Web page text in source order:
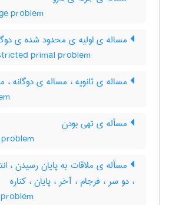
problem
مساله ی اولیه ی محدود شده ی
primal problem
مساله ی ثانویه ، مساله ی دوگانه ،
مسأله ی تهی بودن
مسأله ی ملاقات به پایان رسیدن ،
، دو سر ، فرجام ، آخر ، پایان ، کناره